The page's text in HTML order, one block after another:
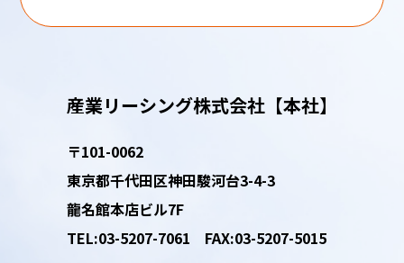
産業リーシング株式会社【本社】
〒101-0062
東京都千代田区神田駿河台3-4-3
龍名館本店ビル7F
TEL:03-5207-7061 FAX:03-5207-5015